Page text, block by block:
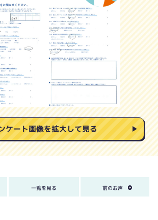
ケート画像を拡大して見る
一覧を見る 前のお声